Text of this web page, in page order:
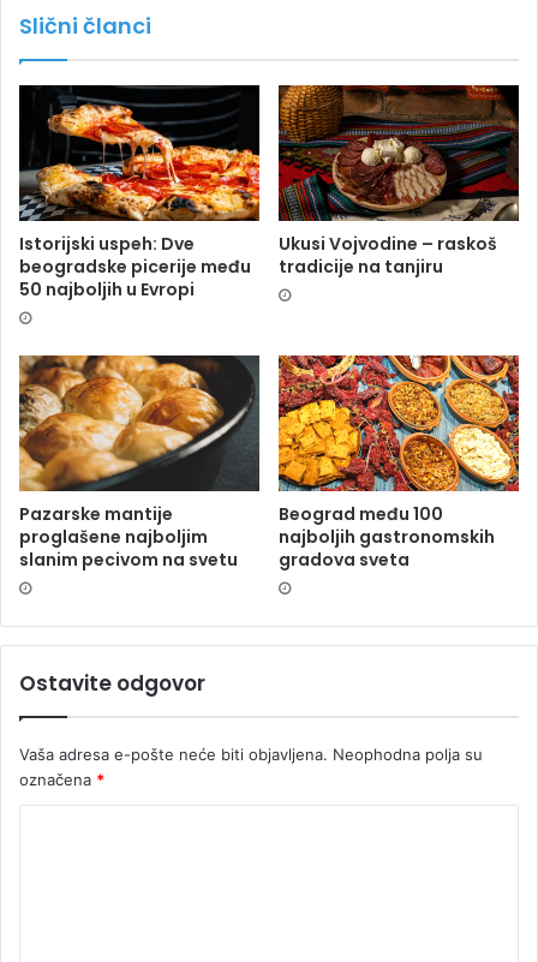
Slični članci
Istorijski uspeh: Dve
beogradske picerije među
50 najboljih u Evropi
Ukusi Vojvodine – raskoš
tradicije na tanjiru
Pazarske mantije
proglašene najboljim
slanim pecivom na svetu
Beograd među 100
najboljih gastronomskih
gradova sveta
Ostavite odgovor
Vaša adresa e-pošte neće biti objavljena. Neophodna polja su
označena *